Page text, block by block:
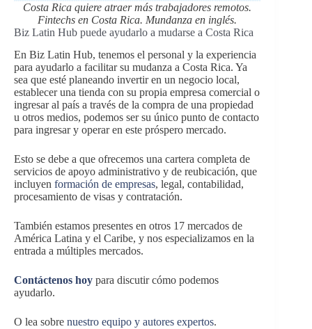
Costa Rica quiere atraer más trabajadores remotos.
Fintechs en Costa Rica. Mundanza en inglés.
Biz Latin Hub puede ayudarlo a mudarse a Costa Rica
En Biz Latin Hub, tenemos el personal y la experiencia
para ayudarlo a facilitar su mudanza a Costa Rica. Ya
sea que esté planeando invertir en un negocio local,
establecer una tienda con su propia empresa comercial o
ingresar al país a través de la compra de una propiedad
u otros medios, podemos ser su único punto de contacto
para ingresar y operar en este próspero mercado.
Esto se debe a que ofrecemos una cartera completa de
servicios de apoyo administrativo y de reubicación, que
incluyen formación de empresas, legal, contabilidad,
procesamiento de visas y contratación.
También estamos presentes en otros 17 mercados de
América Latina y el Caribe, y nos especializamos en la
entrada a múltiples mercados.
Contáctenos hoy para discutir cómo podemos
ayudarlo.
O lea sobre nuestro equipo y autores expertos.